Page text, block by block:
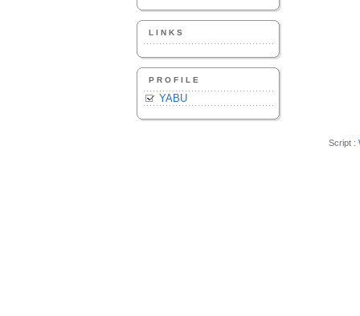
LINKS
PROFILE
YABU
Script :